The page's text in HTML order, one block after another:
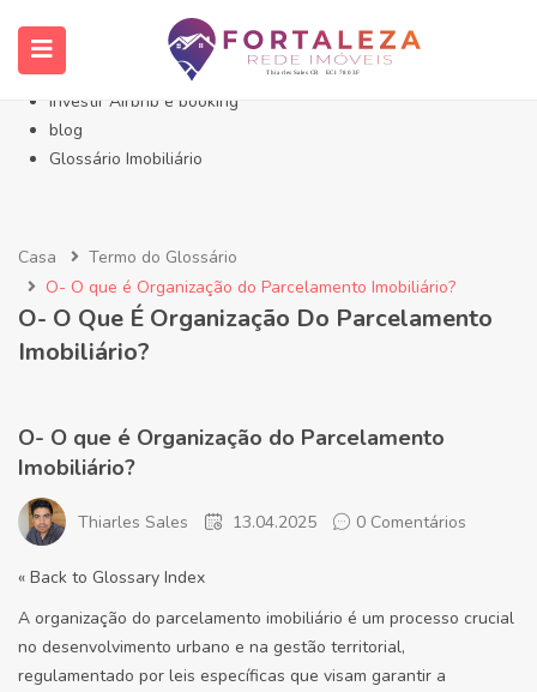
Início- Imóveis Fortaleza Eusébio
Imóveis em Fortaleza
Imóveis no Eusébio
Investir Airbnb e booking
blog
Glossário Imobiliário
Casa
Termo do Glossário
O- O que é Organização do Parcelamento Imobiliário?
O- O Que É Organização Do Parcelamento
Imobiliário?
O- O que é Organização do Parcelamento
Imobiliário?
Thiarles Sales 13.04.2025 0 Comentários
« Back to Glossary Index
A organização do parcelamento imobiliário é um processo crucial
no desenvolvimento urbano e na gestão territorial,
regulamentado por leis específicas que visam garantir a